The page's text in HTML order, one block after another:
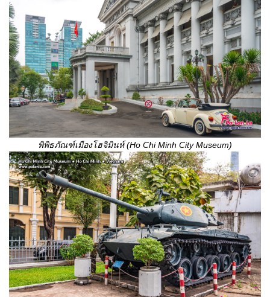
พิพิธภัณฑ์เมืองโฮจิมินห์ (Ho Chi Minh City Museum)